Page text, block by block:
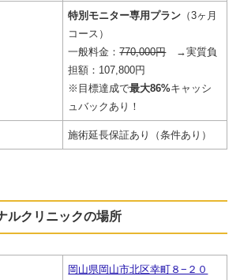
特別モニター専用プラン （3ヶ月
コース）
一般料金：770,000円→実質負
担額：107,800円
※目標達成で最大86%キャッシ
ュバックあり！
施術延長保証あり（条件あり）
ルクリニックの場所
岡山県岡山市北区幸町８−２０